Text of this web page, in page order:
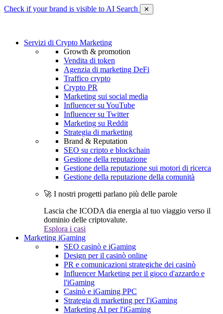
Check if your brand is visible to AI Search ✕
Servizi di Crypto Marketing
Growth & promotion
Vendita di token
Agenzia di marketing DeFi
Traffico crypto
Crypto PR
Marketing sui social media
Influencer su YouTube
Influencer su Twitter
Marketing su Reddit
Strategia di marketing
Brand & Reputation
SEO su cripto e blockchain
Gestione della reputazione
Gestione della reputazione sui motori di ricerca
Gestione della reputazione della comunità
🚀 I nostri progetti parlano più delle parole
Lascia che ICODA dia energia al tuo viaggio verso il
dominio delle criptovalute.
Esplora i casi
Marketing iGaming
SEO casinò e iGaming
Design per il casinò online
PR e comunicazioni strategiche dei casinò
Influencer Marketing per il gioco d'azzardo e
l'iGaming
Casinò e iGaming PPC
Strategia di marketing per l'iGaming
Marketing AI per l'iGaming